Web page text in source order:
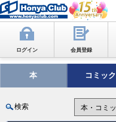
ログイン 会員登録
本 コミック
検索